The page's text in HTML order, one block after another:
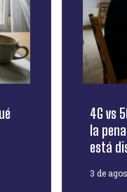
4G vs
la
está
3 de